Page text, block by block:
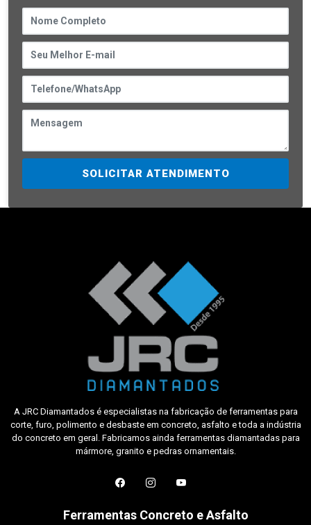
SOLICITAR ATENDIMENTO
A JRC Diamantados é especialistas na fabricação de ferramentas para
corte, furo, polimento e desbaste em concreto, asfalto e toda a indústria
do concreto em geral. Fabricamos ainda ferramentas diamantadas para
mármore, granito e pedras ornamentais.
Ferramentas Concreto e Asfalto